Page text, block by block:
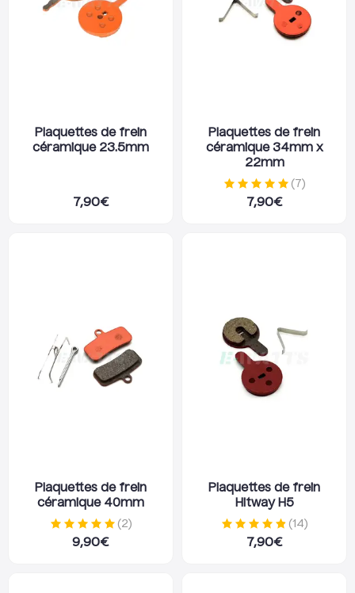
Plaquettes de frein
céramique 23.5mm
7,90€
Plaquettes de frein
céramique 34mm x
22mm
(7)
7,90€
Plaquettes de frein
céramique 40mm
(2)
9,90€
Plaquettes de frein
Hitway H5
(14)
7,90€